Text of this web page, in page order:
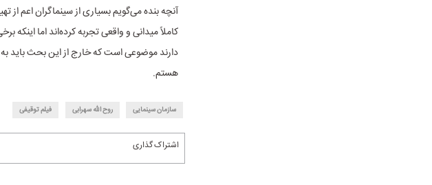
آنچه بنده می‌گویم بسیاری از سینماگران اعم از
کاملاً میدانی و واقعی تجربه کرده‌اند اما
دارند موضوعی است که خارج از این بحث باید
هستم.
سازمان سینمایی روح الله سهرابی فیلم توقیفی
اشتراک گذاری